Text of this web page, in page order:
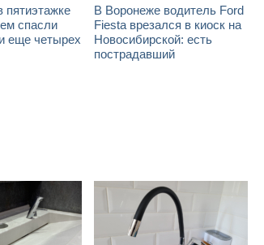
пятиэтажке
спасли
еще четырех
В Воронеже водитель Ford
Fiesta врезался в киоск на
Новосибирской: есть
пострадавший